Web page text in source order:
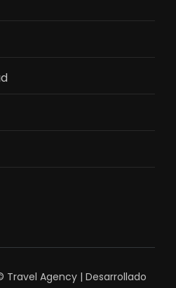
Travel Agency | Desarrollado